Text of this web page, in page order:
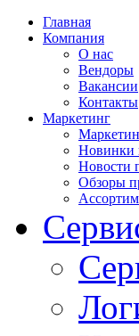
Главная
Компания
О нас
Вендоры
Вакансии
Контакты
Маркетинг
Новинки
Новости
Обзоры